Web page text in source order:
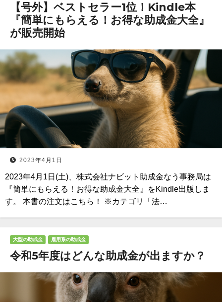
【号外】ベストセラー1位！Kindle本
『簡単にもらえる！お得な助成金大全』
が販売開始
2023年4月1日
2023年4月1日(土)、株式会社ナビット助成金なう事務局は
『簡単にもらえる！お得な助成金大全』をKindle出版しま
す。 本書の注文はこちら！ ※カテゴリ「法…
大型の助成金 雇用系の助成金
令和5年度はどんな助成金が出ますか？